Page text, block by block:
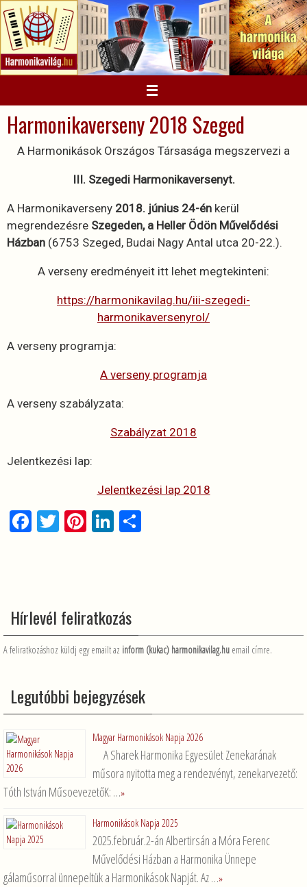
Megszakítás
Harmonikaverseny 2018 Szeged
A Harmonikások Országos Társasága megszervezi a
III. Szegedi Harmonikaversenyt.
A Harmonikaverseny 2018. június 24-én kerül
megrendezésre Szegeden, a Heller Ödön Művelődési
Házban (6753 Szeged, Budai Nagy Antal utca 20-22.).
A verseny eredményeit itt lehet megtekinteni:
https://harmonikavilag.hu/iii-szegedi-
harmonikaversenyrol/
A verseny programja:
A verseny programja
A verseny szabályzata:
Szabályzat 2018
Jelentkezési lap:
Jelentkezési lap 2018
F
o
o
k
T
Pi
t
Li
n
g
Hírlevél feliratkozás
A feliratkozáshoz küldj egy emailt az inform (kukac) harmonikavilag.hu email címre.
Legutóbbi bejegyzések
Magyar Harmonikások Napja 2026
A Sharek Harmonika Egyesület Zenekarának
műsora nyitotta meg a rendezvényt, zenekarvezető:
Tóth István MűsoevezetőK: …»
Harmonikások Napja 2025
2025.február.2-án Albertirsán a Móra Ferenc
Művelődési Házban a Harmonika Ünnepe
gálaműsorral ünnepeltük a Harmonikások Napját. Az …»